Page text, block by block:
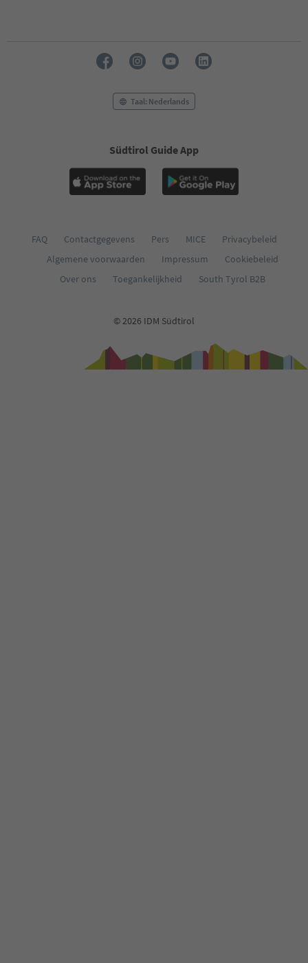
Taal: Nederlands
Südtirol Guide App
FAQ Contactgegevens Pers MICE
Privacybeleid
Algemene voorwaarden
Impressum
Cookiebeleid
Over ons
Toegankelijkheid South Tyrol B2B
© 2026 IDM Südtirol